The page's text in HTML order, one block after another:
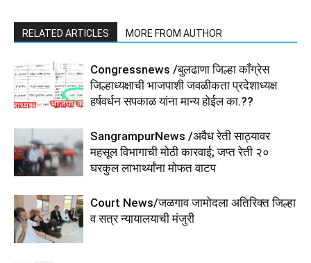
RELATED ARTICLES MORE FROM AUTHOR
Congressnews /बुलढाणा जिल्हा कॉंग्रेस
जिल्हाध्यक्षाची भाजपाशी जवळीकता प्रदेशाध्यक्ष
हर्षवर्धन सपकाळ यांना मान्य होईल का.??
SangrampurNews /अवैध रेती साठ्यावर
महसूल विभागाची मोठी कारवाई; जप्त रेती २०
घरकुल लाभार्थ्यांना मोफत वाटप
Court News/जळगाव जामोदला अतिरिक्त जिल्हा
व सत्र न्यायालयाची मंजुरी